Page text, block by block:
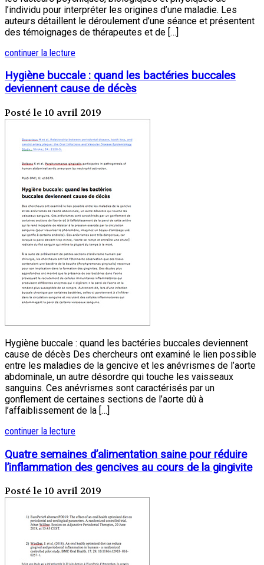
l’individu pour interpréter les origines d’une maladie. Les
auteurs détaillent le déroulement d’une séance et présentent
des témoignages de thérapeutes et de […]
continuer la lecture
Hygiène buccale : quand les bactéries buccales
deviennent cause de décès
Posté le 10 avril 2019
Hygiène buccale : quand les bactéries buccales deviennent
cause de décès Des chercheurs ont examiné le lien possible
entre les maladies de la gencive et les anévrismes de l’aorte
abdominale, un autre désordre qui touche les vaisseaux
sanguins. Ces anévrismes sont caractérisés par un
gonflement de certaines sections de l’aorte dû à
l’affaiblissement de la […]
continuer la lecture
Quatre semaines d’alimentation saine pour réduire
l’inflammation des gencives au cours de la gingivite
Posté le 10 avril 2019